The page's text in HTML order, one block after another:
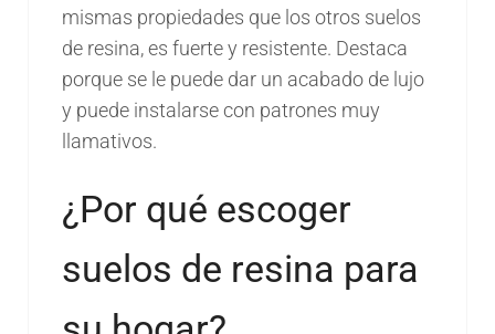
mismas propiedades que los otros suelos
de resina, es fuerte y resistente. Destaca
porque se le puede dar un acabado de lujo
y puede instalarse con patrones muy
llamativos.
¿Por qué escoger
suelos de resina para